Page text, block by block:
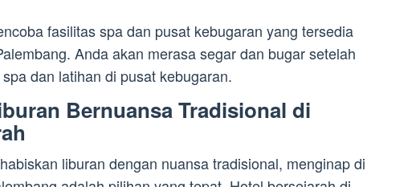
fasilitas spa dan pusat kebugaran yang tersedia
Anda akan merasa segar dan bugar setelah
dan latihan di pusat kebugaran.
Bernuansa Tradisional di
liburan dengan nuansa tradisional, menginap di